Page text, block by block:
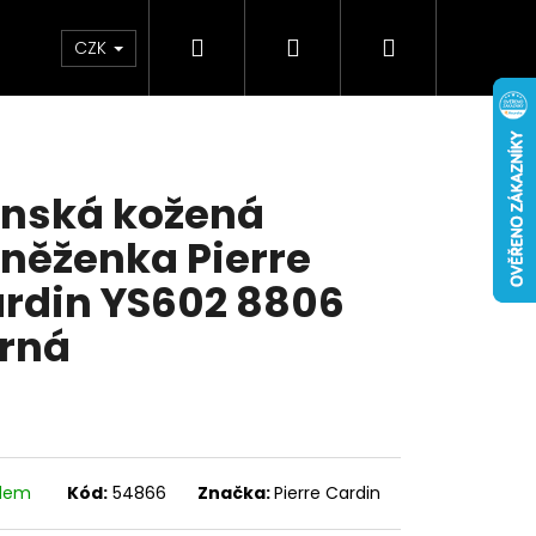
Doplňky Novinky
CZK Hledat PřihlášeníNákupní
kožená
Pierre
YS602 8806
Kód: 54866 Značka:Pierre Cardin